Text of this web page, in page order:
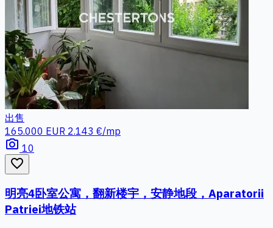
出售
165.000 EUR 2.143 €/mp
photo_camera 10
favorite_border
明亮4卧室公寓，翻新楼宇，安静地段，Aparatorii
Patriei地铁站